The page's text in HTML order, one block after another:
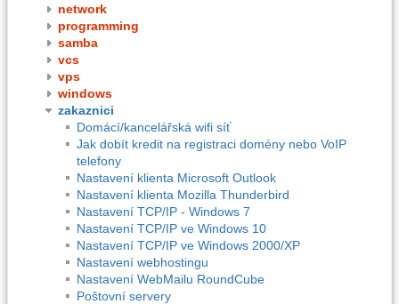
network
programming
samba
vcs
vps
windows
zakaznici
Domácí/kancelářská wifi síť
Jak dobít kredit na registraci domény nebo VoIP
telefony
Nastavení klienta Microsoft Outlook
Nastavení klienta Mozilla Thunderbird
Nastavení TCP/IP - Windows 7
Nastavení TCP/IP ve Windows 10
Nastavení TCP/IP ve Windows 2000/XP
Nastavení webhostingu
Nastavení WebMailu RoundCube
Poštovní servery